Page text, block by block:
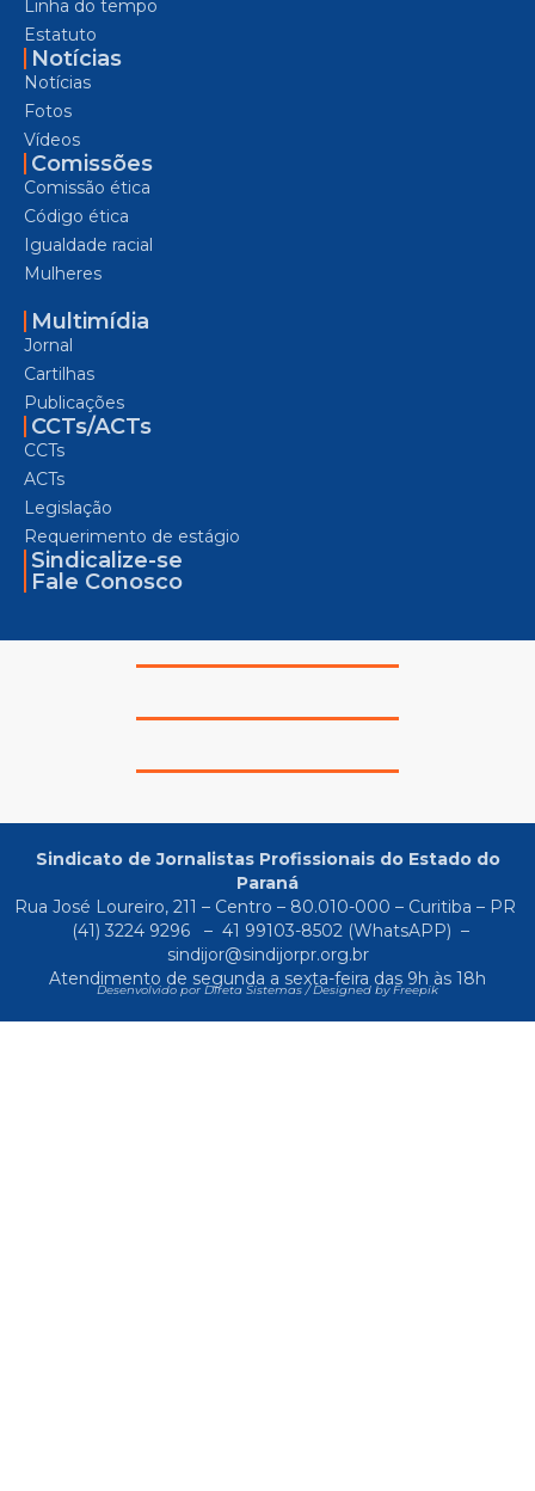
Linha do tempo
Estatuto
Notícias
Notícias
Fotos
Vídeos
Comissões
Comissão ética
Código ética
Igualdade racial
Mulheres
Multimídia
Jornal
Cartilhas
Publicações
CCTs/ACTs
CCTs
ACTs
Legislação
Requerimento de estágio
Sindicalize-se
Fale Conosco
Sindicato de Jornalistas Profissionais do Estado do
Paraná
Rua José Loureiro, 211 – Centro – 80.010-000 – Curitiba – PR
(41) 3224 9296
– 41 99103-8502(WhatsAPP) –
sindijor@sindijorpr.org.br
Atendimento de segunda a sexta-feira das 9h às 18h
Desenvolvido por Direta Sistemas /Designed by Freepik